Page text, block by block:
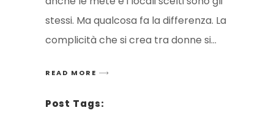
stessi. Ma qualcosa fa la differenza. La
complicità che si crea tra donne si
READ MORE
Post Tags: